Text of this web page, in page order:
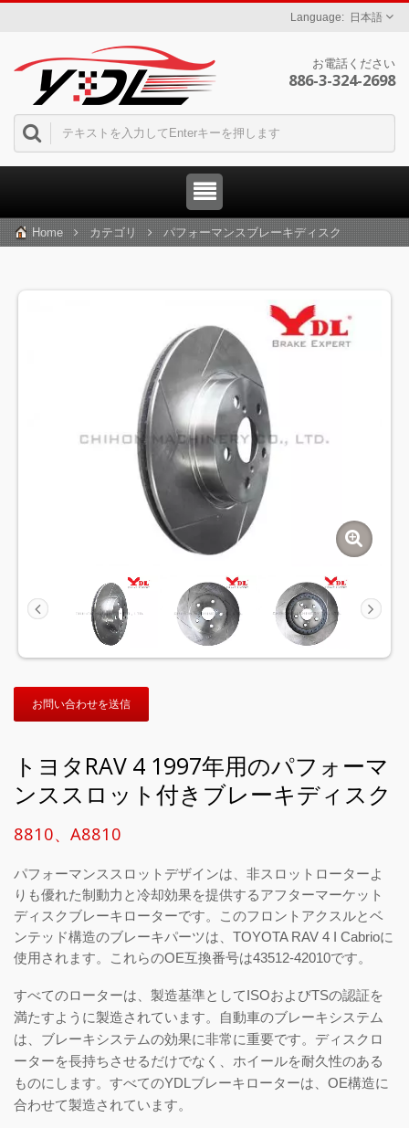
日本語
お電話ください
886-3-324-2698
Home カテゴリ パフォーマンスブレーキディスク
お問い合わせを送信
トヨタRAV 4 1997年用のパフォーマ
ンススロット付きブレーキディスク
8810、A8810
パフォーマンススロットデザインは、非スロットローターよ
りも優れた制動力と冷却効果を提供するアフターマーケット
ディスクブレーキローターです。このフロントアクスルとベ
ンテッド構造のブレーキパーツは、TOYOTA RAV 4 I Cabrioに
使用されます。これらのOE互換番号は43512-42010です。
すべてのローターは、製造基準としてISOおよびTSの認証を
満たすように製造されています。自動車のブレーキシステム
は、ブレーキシステムの効果に非常に重要です。ディスクロ
ーターを長持ちさせるだけでなく、ホイールを耐久性のある
ものにします。すべてのYDLブレーキローターは、OE構造に
合わせて製造されています。